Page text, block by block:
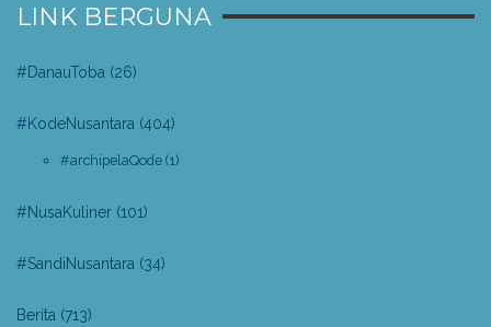
LINK BERGUNA
#DanauToba (26)
#KodeNusantara (404)
#archipelaQode (1)
#NusaKuliner (101)
#SandiNusantara (34)
Berita (713)